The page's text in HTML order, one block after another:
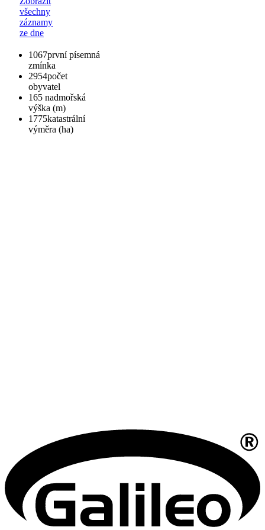
všechny
záznamy
ze dne
1067první písemná
zmínka
2954počet
obyvatel
165 nadmořská
výška (m)
1775katastrální
výměra (ha)